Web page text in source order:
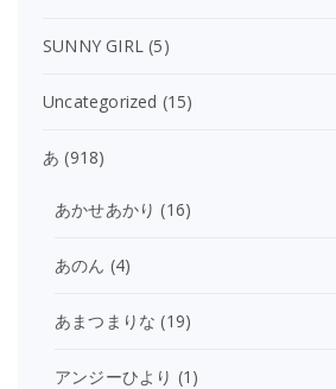
SUNNY GIRL (5)
Uncategorized (15)
あ (918)
あかせあかり (16)
あのん (4)
あまつまりな (19)
アンジーひより (1)